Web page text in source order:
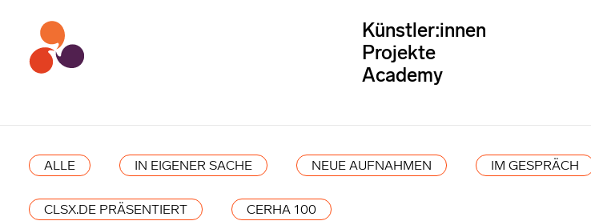
Künstler:innen
Projekte
Academy
ALLE IN EIGENER SACHE NEUE AUFNAHMEN IM GESPRÄCH
CLSX.DE PRÄSENTIERT CERHA 100